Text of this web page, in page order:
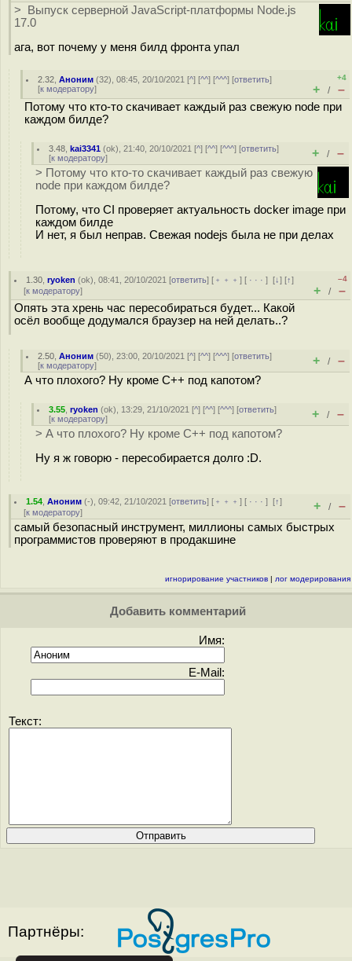
> Выпуск серверной JavaScript-платформы Node.js
17.0
ага, вот почему у меня билд фронта упал
2.32 ,Аноним (32), 08:45, 20/10/2021 [^] [^^] [^^^] [ответить]
[к модератору]
+4
+ / –
Потому что кто-то скачивает каждый раз свежую node при
каждом билде?
3.48 ,kai3341 (ok), 21:40, 20/10/2021 [^] [^^] [^^^] [ответить]
[к модератору] + / –
> Потому что кто-то скачивает каждый раз свежую
node при каждом билде?
Потому, что CI проверяет актуальность docker image при
каждом билде
И нет, я был неправ. Свежая nodejs была не при делах
1.30 ,ryoken (ok), 08:41, 20/10/2021 [ответить] [ ﹢﹢﹢] [ · · ·][↓] [↑]
[к модератору]
–4
+ / –
Опять эта хрень час пересобираться будет... Какой
осёл вообще додумался браузер на ней делать..?
2.50 ,Аноним (50), 23:00, 20/10/2021 [^] [^^] [^^^] [ответить]
[к модератору] + / –
А что плохого? Ну кроме С++ под капотом?
3.55 ,ryoken (ok), 13:29, 21/10/2021 [^] [^^] [^^^] [ответить]
[к модератору] + / –
> А что плохого? Ну кроме С++ под капотом?
Ну я ж говорю - пересобирается долго :D.
1.54 ,Аноним (-), 09:42, 21/10/2021 [ответить] [ ﹢﹢﹢] [ · · ·][↑]
[к модератору] + / –
самый безопасный инструмент, миллионы самых быстрых
программистов проверяют в продакшине
игнорирование участников | лог модерирования
Добавить комментарий
Имя:
E-Mail:
Текст:
Партнёры: